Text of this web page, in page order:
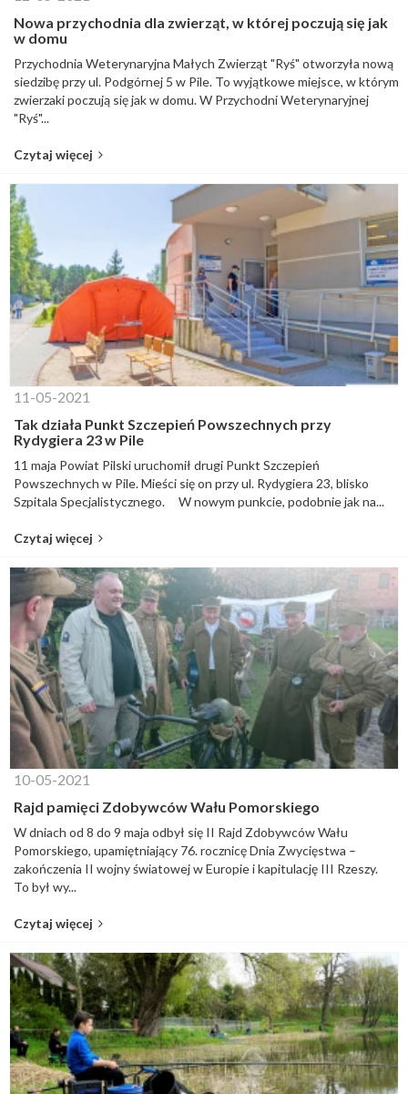
Nowa przychodnia dla zwierząt, w której poczują się jak
w domu
Przychodnia Weterynaryjna Małych Zwierząt "Ryś" otworzyła nową
siedzibę przy ul. Podgórnej 5 w Pile. To wyjątkowe miejsce, w którym
zwierzaki poczują się jak w domu. W Przychodni Weterynaryjnej
"Ryś"...
Czytaj więcej
11-05-2021
Tak działa Punkt Szczepień Powszechnych przy
Rydygiera 23 w Pile
11 maja Powiat Pilski uruchomił drugi Punkt Szczepień
Powszechnych w Pile. Mieści się on przy ul. Rydygiera 23, blisko
Szpitala Specjalistycznego. W nowym punkcie, podobnie jak na...
Czytaj więcej
10-05-2021
Rajd pamięci Zdobywców Wału Pomorskiego
W dniach od 8 do 9 maja odbył się II Rajd Zdobywców Wału
Pomorskiego, upamiętniający 76. rocznicę Dnia Zwycięstwa –
zakończenia II wojny światowej w Europie i kapitulację III Rzeszy.
To był wy...
Czytaj więcej